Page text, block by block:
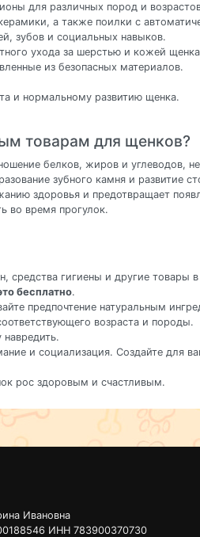
для различных пород и
а также поилки с
зубов и социальных навыков.
ухода за шерстью и кожей
из безопасных материалов.
и нормальному развитию щенка.
товарам для щенков?
белков, жиров и углеводов,
зубного камня и развитие
здоровья и предотвращает
во время прогулок.
гигиены и другие товары
бесплатно.
предпочтение натуральным
возраста и породы.
и социализация. Создайте для
рос здоровым и счастливым.
Ивановна
ИНН 783900370730